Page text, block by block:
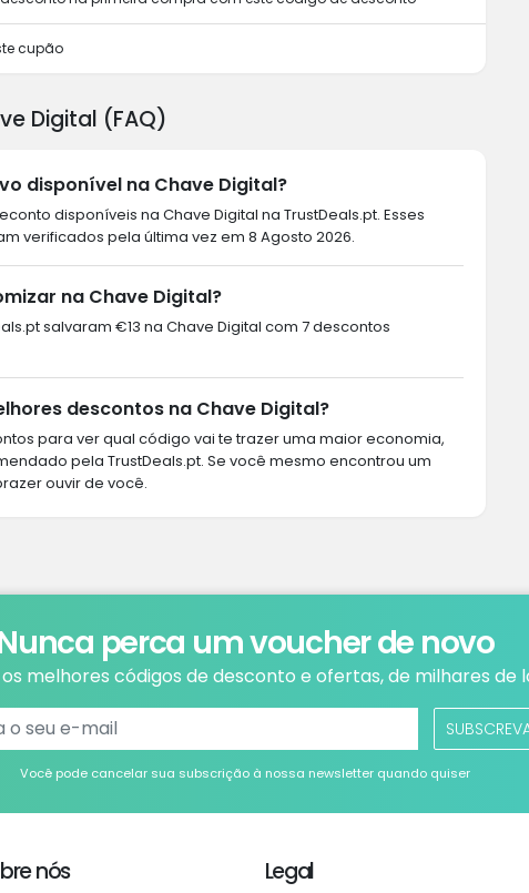
cupão
Digital (FAQ)
disponível na Chave Digital?
disponíveis na Chave Digital na TrustDeals.pt. Esses
verificados pela última vez em 8 Agosto 2026.
na Chave Digital?
salvaram €13 na Chave Digital com 7 descontos
descontos na Chave Digital?
para ver qual código vai te trazer uma maior economia,
pela TrustDeals.pt. Se você mesmo encontrou um
ouvir de você.
perca um voucher de novo
melhores códigos de desconto e ofertas, de milhares de
Você pode cancelar sua subscrição à nossa newsletter quando quiser
nós Legal